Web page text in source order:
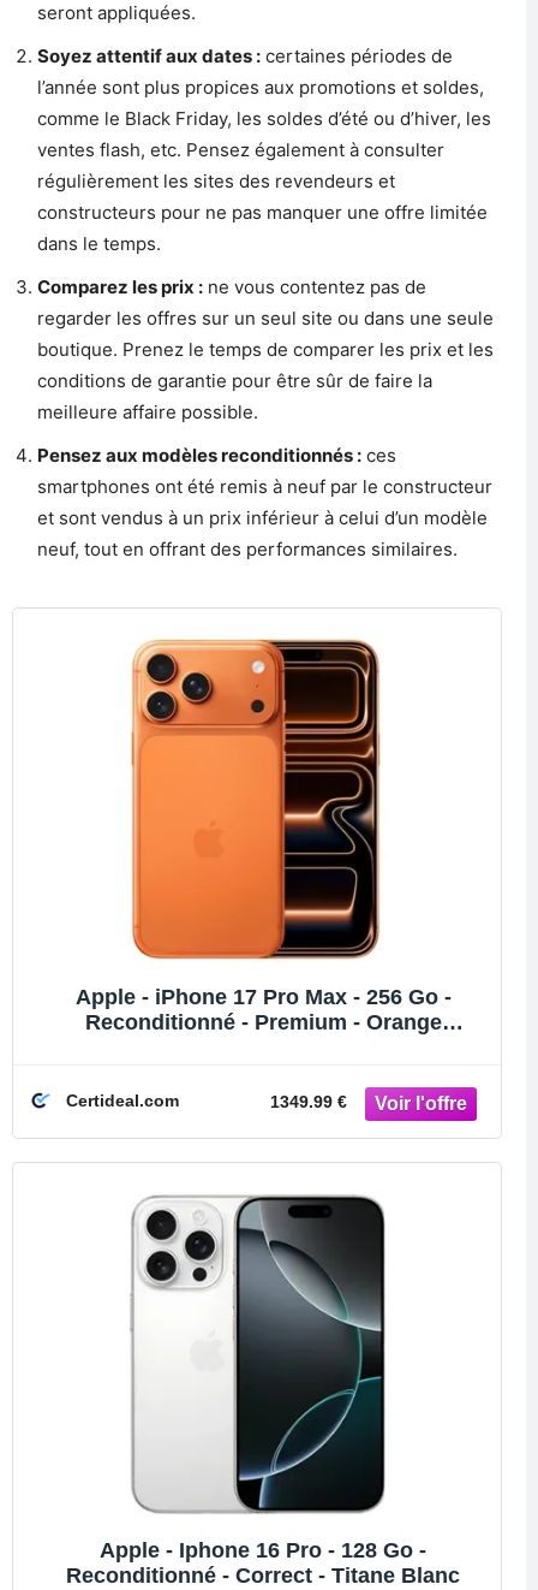
seront appliquées.
Soyez attentif aux dates : certaines périodes de
l’année sont plus propices aux promotions et soldes,
comme le Black Friday, les soldes d’été ou d’hiver, les
ventes flash, etc. Pensez également à consulter
régulièrement les sites des revendeurs et
constructeurs pour ne pas manquer une offre limitée
dans le temps.
Comparez les prix : ne vous contentez pas de
regarder les offres sur un seul site ou dans une seule
boutique. Prenez le temps de comparer les prix et les
conditions de garantie pour être sûr de faire la
meilleure affaire possible.
Pensez aux modèles reconditionnés : ces
smartphones ont été remis à neuf par le constructeur
et sont vendus à un prix inférieur à celui d’un modèle
neuf, tout en offrant des performances similaires.
Apple - iPhone 17 Pro Max - 256 Go -
Reconditionné - Premium - Orange
Certideal.com 1349.99 €
Apple - Iphone 16 Pro - 128 Go -
Reconditionné - Correct - Titane Blanc